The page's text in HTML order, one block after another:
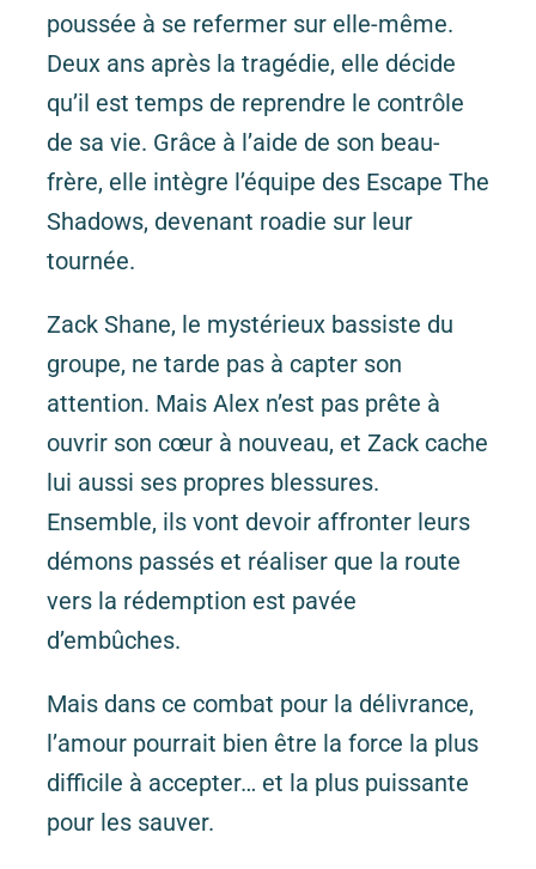
poussée à se refermer sur elle-même.
Deux ans après la tragédie, elle décide
qu’il est temps de reprendre le contrôle
de sa vie. Grâce à l’aide de son beau-
frère, elle intègre l’équipe des Escape The
Shadows, devenant roadie sur leur
tournée.
Zack Shane, le mystérieux bassiste du
groupe, ne tarde pas à capter son
attention. Mais Alex n’est pas prête à
ouvrir son cœur à nouveau, et Zack cache
lui aussi ses propres blessures.
Ensemble, ils vont devoir affronter leurs
démons passés et réaliser que la route
vers la rédemption est pavée
d’embûches.
Mais dans ce combat pour la délivrance,
l’amour pourrait bien être la force la plus
difficile à accepter… et la plus puissante
pour les sauver.